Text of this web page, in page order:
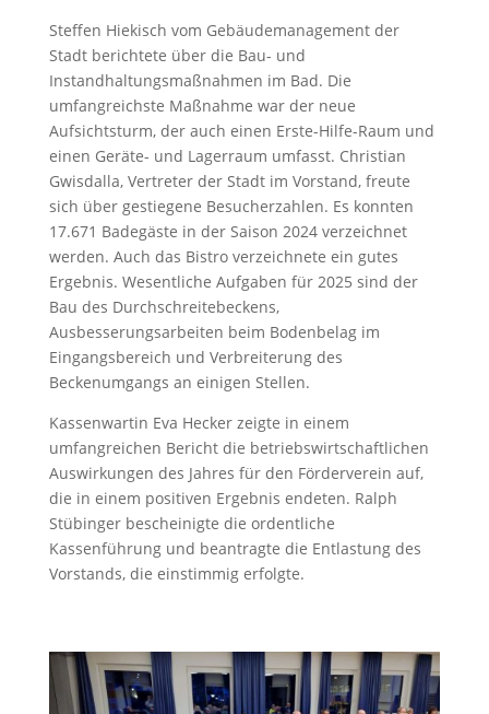
Steffen Hiekisch vom Gebäudemanagement der
Stadt berichtete über die Bau- und
Instandhaltungsmaßnahmen im Bad. Die
umfangreichste Maßnahme war der neue
Aufsichtsturm, der auch einen Erste-Hilfe-Raum und
einen Geräte- und Lagerraum umfasst. Christian
Gwisdalla, Vertreter der Stadt im Vorstand, freute
sich über gestiegene Besucherzahlen. Es konnten
17.671 Badegäste in der Saison 2024 verzeichnet
werden. Auch das Bistro verzeichnete ein gutes
Ergebnis. Wesentliche Aufgaben für 2025 sind der
Bau des Durchschreitebeckens,
Ausbesserungsarbeiten beim Bodenbelag im
Eingangsbereich und Verbreiterung des
Beckenumgangs an einigen Stellen.
Kassenwartin Eva Hecker zeigte in einem
umfangreichen Bericht die betriebswirtschaftlichen
Auswirkungen des Jahres für den Förderverein auf,
die in einem positiven Ergebnis endeten. Ralph
Stübinger bescheinigte die ordentliche
Kassenführung und beantragte die Entlastung des
Vorstands, die einstimmig erfolgte.